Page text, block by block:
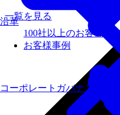
一覧を見る
沿革
100社以上のお客様を
お客様事例
コーポレートガバナンス